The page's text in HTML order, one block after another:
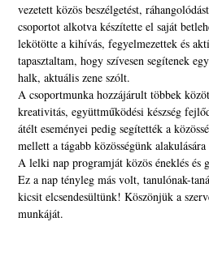
vezetett közös beszélgetést,
csoportot alkotva készítette el saját
lekötötte a kihívás, fegyelmezettek és
tapasztaltam, hogy szívesen segítenek
halk, aktuális zene szólt.
A csoportmunka hozzájárult többek
kreativitás, együttműködési készség
átélt eseményei pedig segítették a
mellett a tágabb közösségünk
A lelki nap programját közös éneklés és
Ez a nap tényleg más volt, tanulónak-
kicsit elcsendesültünk! Köszönjük a
munkáját.